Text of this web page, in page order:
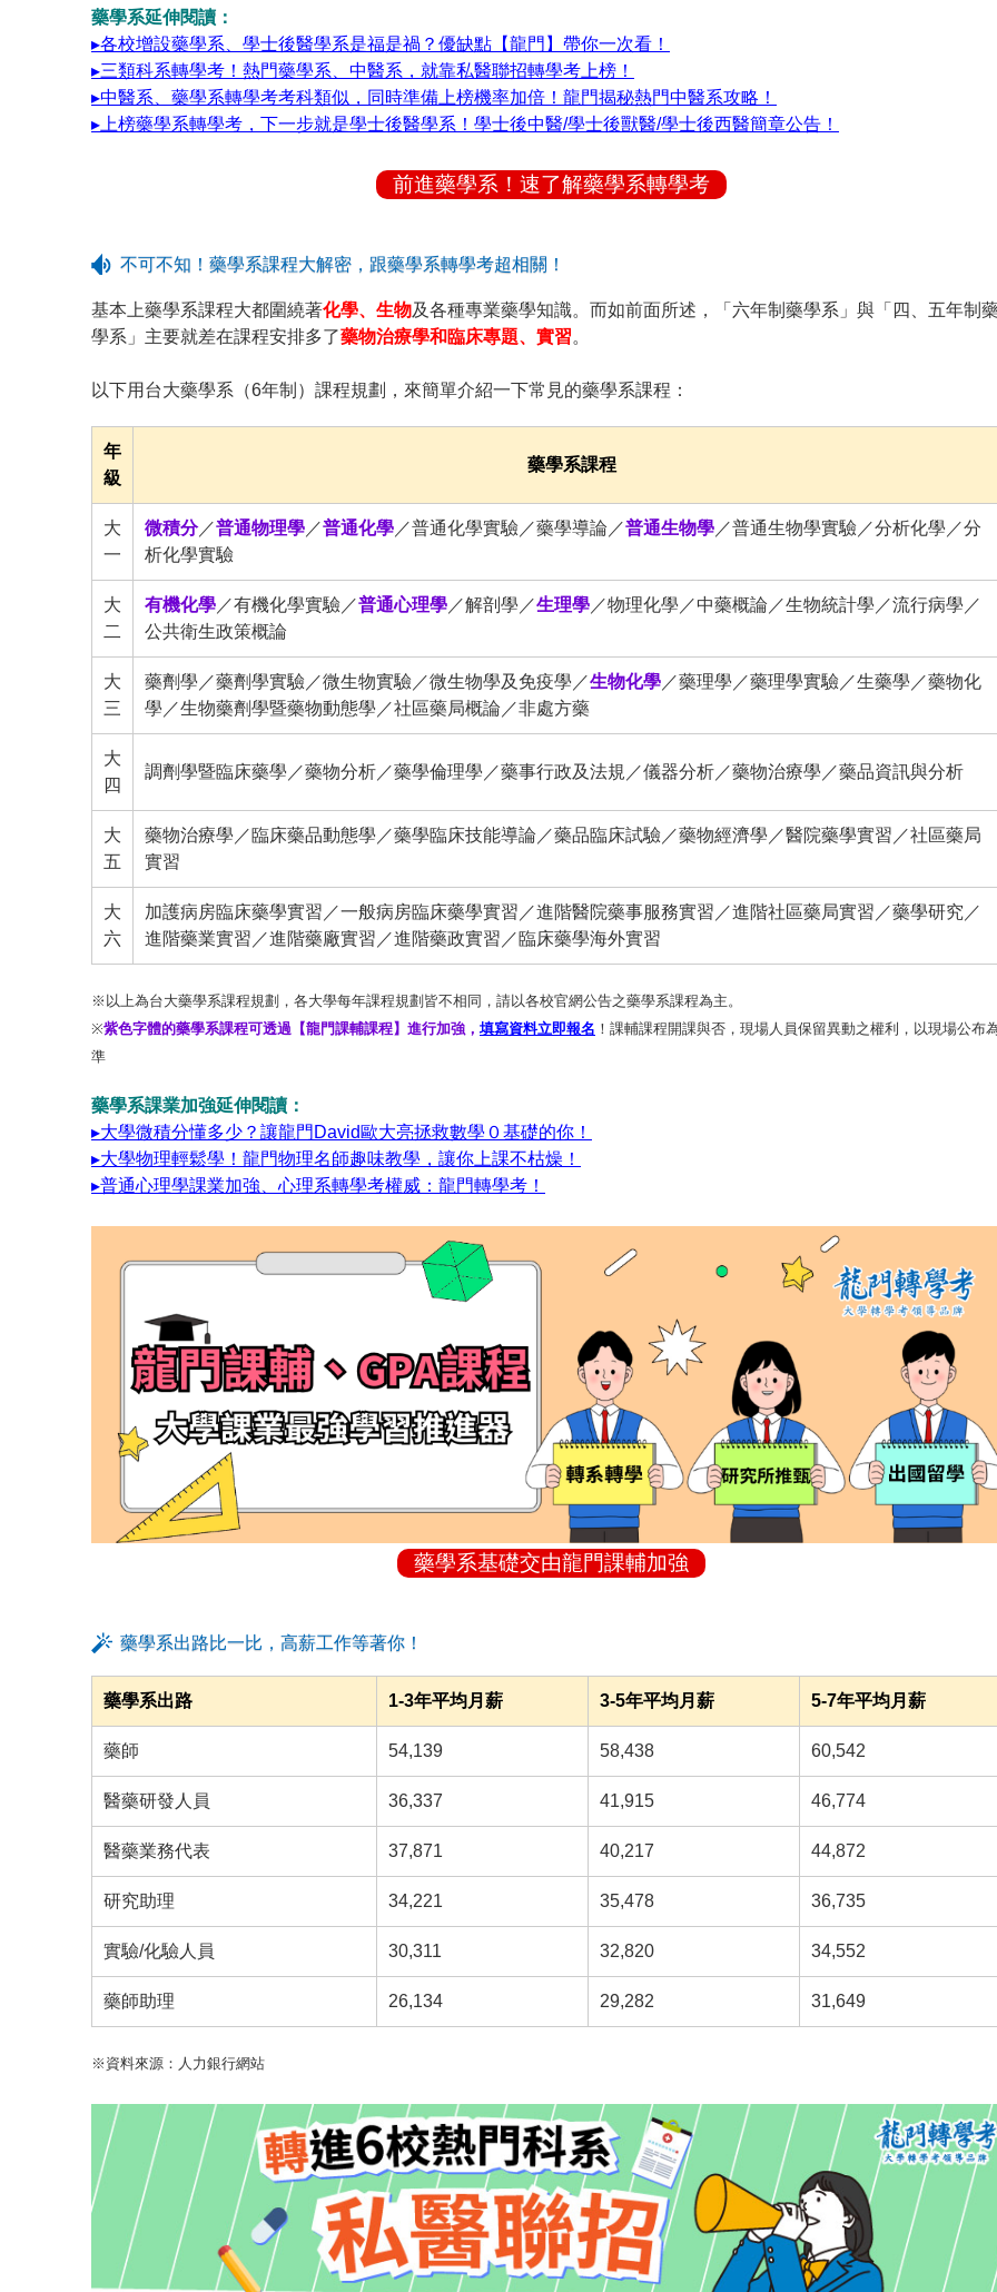
藥學系延伸閱讀：
▸各校增設藥學系、學士後醫學系是福是禍？優缺點【龍門】帶你一次看！
▸三類科系轉學考！熱門藥學系、中醫系，就靠私醫聯招轉學考上榜！
▸中醫系、藥學系轉學考考科類似，同時準備上榜機率加倍！龍門揭秘熱門中醫系攻略！
▸上榜藥學系轉學考，下一步就是學士後醫學系！學士後中醫/學士後獸醫/學士後西醫簡章公告！
前進藥學系！速了解藥學系轉學考
不可不知！藥學系課程大解密，跟藥學系轉學考超相關！
基本上藥學系課程大都圍繞著化學、生物及各種專業藥學知識。而如前面所述，「六年制藥學系」與「四、五年制
學系」主要就差在課程安排多了藥物治療學和臨床專題、實習。
以下用台大藥學系（6年制）課程規劃，來簡單介紹一下常見的藥學系課程：
年
級
藥學系課程
大
一
微積分／普通物理學 ／普通化學 ／普通化學實驗／藥學導論／普通生物學 ／普通生物學實驗／分析化學／分
析化學實驗
大
二
有機化學 ／有機化學實驗／普通心理學 ／解剖學／生理學 ／物理化學／中藥概論／生物統計學／流行病學／
公共衛生政策概論
大
三
藥劑學／藥劑學實驗／微生物實驗／微生物學及免疫學／生物化學 ／藥理學／藥理學實驗／生藥學／藥物化
學／生物藥劑學暨藥物動態學／社區藥局概論／非處方藥
大
四
調劑學暨臨床藥學／藥物分析／藥學倫理學／藥事行政及法規／儀器分析／藥物治療學／藥品資訊與分析
大
五
藥物治療學／臨床藥品動態學／藥學臨床技能導論／藥品臨床試驗／藥物經濟學／醫院藥學實習／社區藥局
實習
大
六
加護病房臨床藥學實習／一般病房臨床藥學實習／進階醫院藥事服務實習／進階社區藥局實習／藥學研究／
進階藥業實習／進階藥廠實習／進階藥政實習／臨床藥學海外實習
※以上為台大藥學系課程規劃，各大學每年課程規劃皆不相同，請以各校官網公告之藥學系課程為主。
※紫色字體的藥學系課程可透過【龍門課輔課程】進行加強， 填寫資料立即報名 ！課輔課程開課與否，現場人員保留異動之權利，以現場公布
準
藥學系課業加強延伸閱讀：
▸大學微積分懂多少？讓龍門David歐大亮拯救數學０基礎的你！
▸大學物理輕鬆學！龍門物理名師趣味教學，讓你上課不枯燥！
▸普通心理學課業加強、心理系轉學考權威：龍門轉學考！
藥學系基礎交由龍門課輔加強
藥學系出路比一比，高薪工作等著你！
藥學系出路 1-3年平均月薪 3-5年平均月薪 5-7年平均月薪
藥師 54,139 58,438 60,542
醫藥研發人員 36,337 41,915 46,774
醫藥業務代表 37,871 40,217 44,872
研究助理 34,221 35,478 36,735
實驗/化驗人員 30,311 32,820 34,552
藥師助理 26,134 29,282 31,649
※資料來源：人力銀行網站